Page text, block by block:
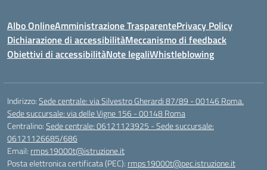
Albo OnlineAmministrazione TrasparentePrivacy Policy
Dichiarazione di accessibilitàMeccanismo di feedback
Obiettivi di accessibilitàNote legaliWhistleblowing
Indirizzo:Sede centrale: via Silvestro Gherardi 87/89 - 00146 Roma.
Sede succursale: via delle Vigne 156 - 00148 Roma
Centralino:Sede centrale: 06121123925 - Sede succursale:
06121126685/686
Email: rmps19000t@istruzione.it
Posta elettronica certificata (PEC): rmps19000t@pec.istruzione.it